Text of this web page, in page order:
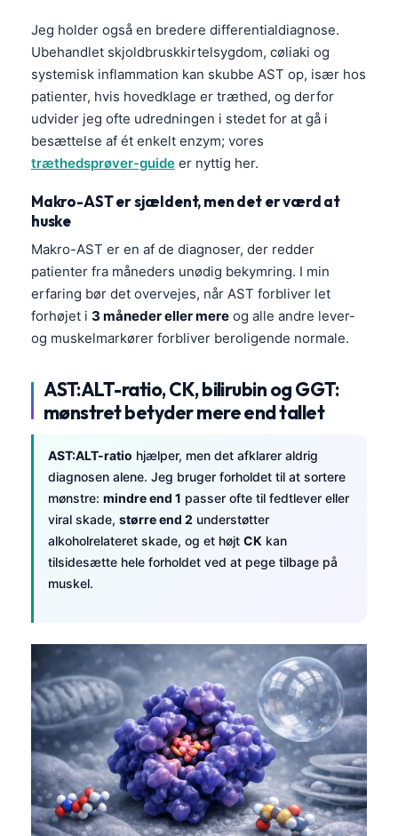
Jeg holder også en bredere differentialdiagnose.
Ubehandlet skjoldbruskkirtelsygdom, cøliaki og
systemisk inflammation kan skubbe AST op, især hos
patienter, hvis hovedklage er træthed, og derfor
udvider jeg ofte udredningen i stedet for at gå i
besættelse af ét enkelt enzym; vores
træthedsprøver-guide er nyttig her.
Makro-AST er sjældent, men det er værd at
huske
Makro-AST er en af de diagnoser, der redder
patienter fra måneders unødig bekymring. I min
erfaring bør det overvejes, når AST forbliver let
forhøjet i 3 måneder eller mere og alle andre lever-
og muskelmarkører forbliver beroligende normale.
AST:ALT-ratio, CK, bilirubin og GGT:
mønstret betyder mere end tallet
AST:ALT-ratio hjælper, men det afklarer aldrig
diagnosen alene. Jeg bruger forholdet til at sortere
mønstre: mindre end 1 passer ofte til fedtlever eller
viral skade, større end 2 understøtter
alkoholrelateret skade, og et højt CK kan
tilsidesætte hele forholdet ved at pege tilbage på
muskel.